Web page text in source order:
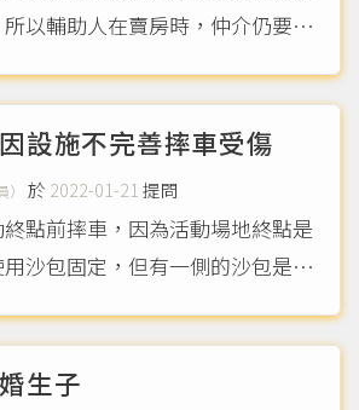
以輔助人在賣房時，仲介仍要母
、完稅、履約保證等買賣流程事
不能辦履約保證，出具當時簽具
或是...
設施不完善摔車受傷
） 於 2022-01-21 提問
點前摔車，因為活動場地終點是
沙包固定，但有一側的沙包是固
其他車友進終點，我的位置在很
上沙包翻車，最後鎖骨、肋骨斷
生子